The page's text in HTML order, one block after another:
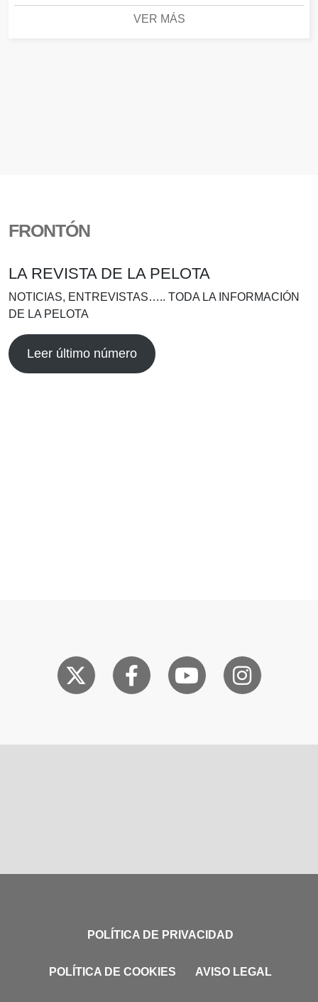
VER MÁS
FRONTÓN
LA REVISTA DE LA PELOTA
NOTICIAS, ENTREVISTAS….. TODA LA INFORMACIÓN
DE LA PELOTA
Leer último número
POLÍTICA DE PRIVACIDAD
POLÍTICA DE COOKIES AVISO LEGAL